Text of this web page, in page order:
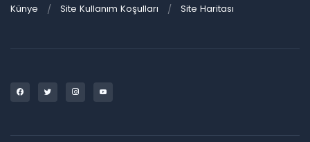
Künye Site Kullanım Koşulları Site Haritası